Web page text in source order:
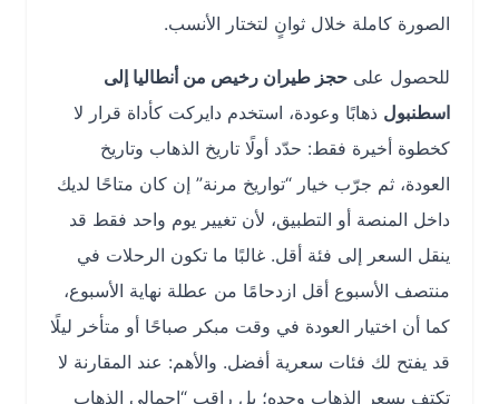
الصورة كاملة خلال ثوانٍ لتختار الأنسب.
للحصول علىحجز طيران رخيص من أنطاليا إلى
اسطنبولذهابًا وعودة، استخدم دايركت كأداة قرار لا
كخطوة أخيرة فقط: حدّد أولًا تاريخ الذهاب وتاريخ
العودة، ثم جرّب خيار “تواريخ مرنة” إن كان متاحًا لديك
داخل المنصة أو التطبيق، لأن تغيير يوم واحد فقط قد
ينقل السعر إلى فئة أقل. غالبًا ما تكون الرحلات في
منتصف الأسبوع أقل ازدحامًا من عطلة نهاية الأسبوع،
كما أن اختيار العودة في وقت مبكر صباحًا أو متأخر ليلًا
قد يفتح لك فئات سعرية أفضل. والأهم: عند المقارنة لا
تكتفِ بسعر الذهاب وحده؛ بل راقب “إجمالي الذهاب